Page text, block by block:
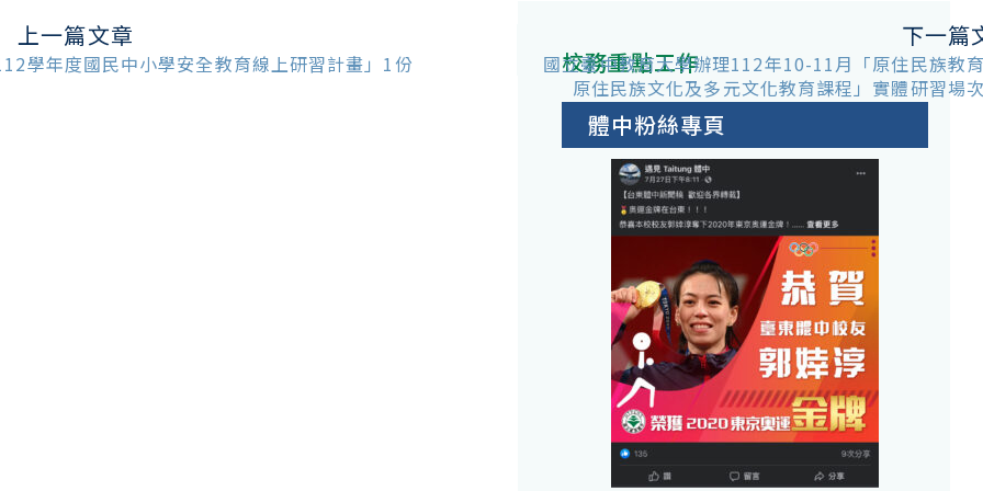
上一篇文章
學年度國民中小學安全教育線上研習計畫」1份
下一篇
國立臺中教育大學辦理112年10-11月「原住民族教
原住民族文化及多元文化教育課程」實體研習場
校務重點工作
體中粉絲專頁